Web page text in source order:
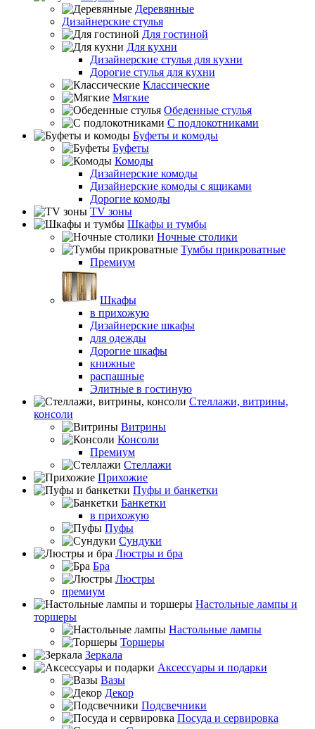
Деревянные
Дизайнерские стулья
Для гостиной
Для кухни
Дизайнерские стулья для кухни
Дорогие стулья для кухни
Классические
Мягкие
Обеденные стулья
С подлокотниками
Буфеты и комоды
Буфеты
Комоды
Дизайнерские комоды
Дизайнерские комоды с ящиками
Дорогие комоды
TV зоны
Шкафы и тумбы
Ночные столики
Тумбы прикроватные
Премиум
Шкафы
в прихожую
Дизайнерские шкафы
для одежды
Дорогие шкафы
книжные
распашные
Элитные в гостиную
Стеллажи, витрины,
консоли
Витрины
Консоли
Премиум
Стеллажи
Прихожие
Пуфы и банкетки
Банкетки
в прихожую
Пуфы
Сундуки
Люстры и бра
Бра
Люстры
премиум
Настольные лампы и
торшеры
Настольные лампы
Торшеры
Зеркала
Аксессуары и подарки
Вазы
Декор
Подсвечники
Посуда и сервировка